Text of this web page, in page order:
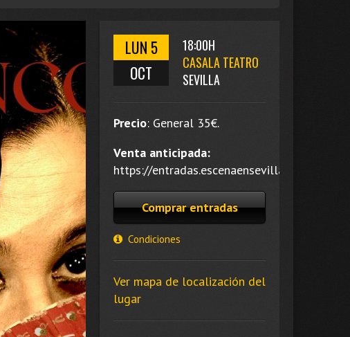
LUN 5
OCT
18:00H
CASALA TEATRO
SEVILLA
Precio: General 35€.
Venta anticipada:
https://entradas.escenaensevilla.es/.
Comprar entradas
Condiciones
Ver mapa de localización del
lugar